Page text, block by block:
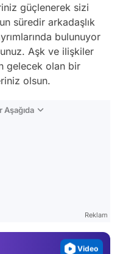
güçlenerek sizi
süredir arkadaşlık
bulunuyor
Aşk ve ilişkiler
gelecek olan bir
olsun.
Reklam
Video